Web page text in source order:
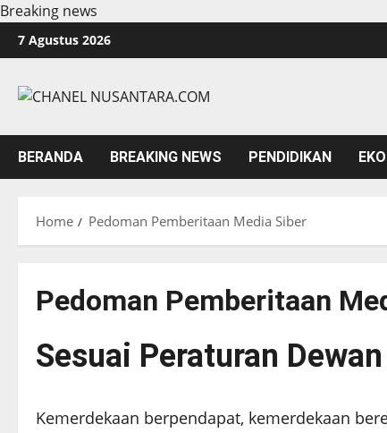
Breaking news
Skip
to
7 Agustus 2026
BERANDA BREAKING NEWS PENDIDIKAN
Home Pedoman Pemberitaan Media Siber
Pedoman Pemberitaan
Sesuai Peraturan
Kemerdekaan berpendapat, kemerdekaan